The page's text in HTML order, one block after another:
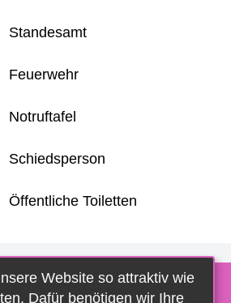
Standesamt
Feuerwehr
Notruftafel
Schiedsperson
Öffentliche Toiletten
Website so attraktiv wie
Dafür benötigen wir Ihre